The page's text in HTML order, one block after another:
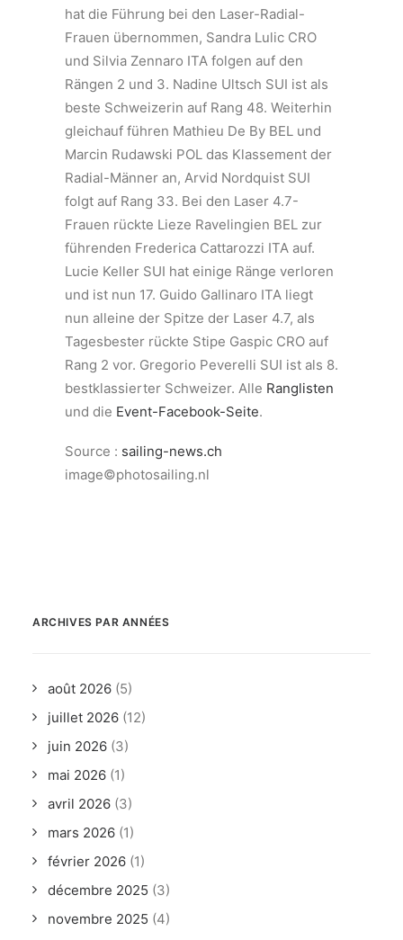
hat die Führung bei den Laser-Radial-
Frauen übernommen, Sandra Lulic CRO
und Silvia Zennaro ITA folgen auf den
Rängen 2 und 3. Nadine Ultsch SUI ist als
beste Schweizerin auf Rang 48. Weiterhin
gleichauf führen Mathieu De By BEL und
Marcin Rudawski POL das Klassement der
Radial-Männer an, Arvid Nordquist SUI
folgt auf Rang 33. Bei den Laser 4.7-
Frauen rückte Lieze Ravelingien BEL zur
führenden Frederica Cattarozzi ITA auf.
Lucie Keller SUI hat einige Ränge verloren
und ist nun 17. Guido Gallinaro ITA liegt
nun alleine der Spitze der Laser 4.7, als
Tagesbester rückte Stipe Gaspic CRO auf
Rang 2 vor. Gregorio Peverelli SUI ist als 8.
bestklassierter Schweizer. Alle Ranglisten
und die Event-Facebook-Seite.
Source : sailing-news.ch
image©photosailing.nl
ARCHIVES PAR ANNÉES
août 2026 (5)
juillet 2026 (12)
juin 2026 (3)
mai 2026 (1)
avril 2026 (3)
mars 2026 (1)
février 2026 (1)
décembre 2025 (3)
novembre 2025 (4)